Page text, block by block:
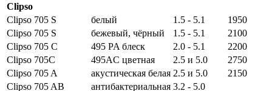
Clipso
Clipso 705 S
белый 1.5 - 5.1
1950
Clipso 705 S
бежевый, чёрный 1.5 - 5.1
2100
Clipso 705 C
495 PA блеск 2.0 - 5.1
2200
Clipso 705C
495AC цветная 2.5 и 5.0
2750
Clipso 705 A
акустическая белая 2.5 и 5.0
2150
Clipso 705 AB
антибактериальная 3.2 - 5.0